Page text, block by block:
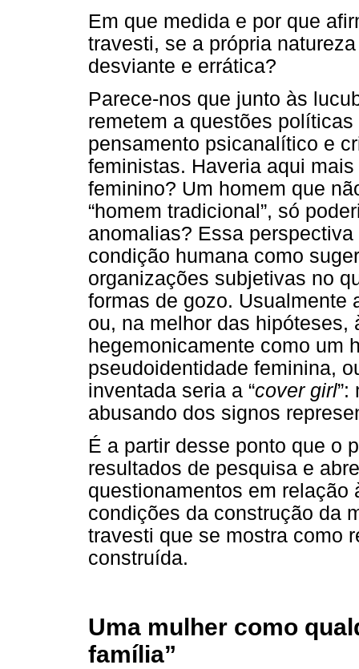
Em que medida e por que
travesti, se a própria
desviante e errática?
Parece-nos que junto às
remetem a questões
pensamento psicanalítico e
feministas. Haveria aqui
feminino? Um homem que
“homem tradicional”, só
anomalias? Essa
condição humana como
organizações subjetivas no
formas de gozo. Usualmente
ou, na melhor das
hegemonicamente como um
pseudoidentidade feminina,
inventada seria a “cover girl”:
abusando dos signos
É a partir desse ponto que o
resultados de pesquisa e
questionamentos em
condições da construção da
travesti que se mostra como
construída.
Uma mulher como
família”